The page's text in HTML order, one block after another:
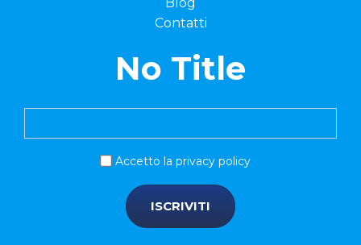
Contatti
No Title
Accetto la privacy policy
ISCRIVITI